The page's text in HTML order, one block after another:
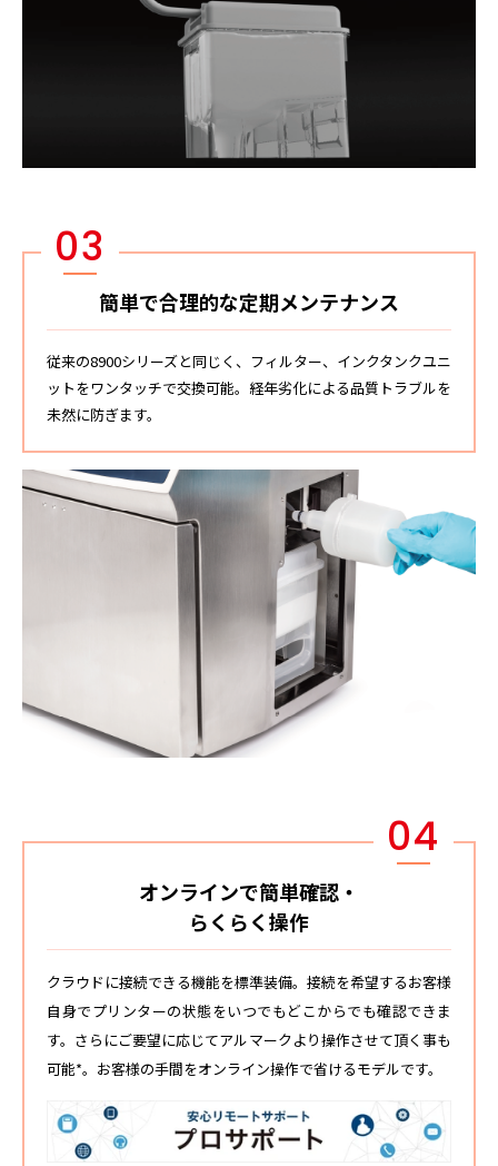
03
簡単で合理的な定期メンテナンス
従来の8900シリーズと同じく、フィルター、インクタンクユニ
ットをワンタッチで交換可能。経年劣化による品質トラブルを
未然に防ぎます。
04
オンラインで簡単確認・
らくらく操作
クラウドに接続できる機能を標準装備。接続を希望するお客様
自身でプリンターの状態をいつでもどこからでも確認できま
す。さらにご要望に応じてアルマークより操作させて頂く事も
可能*。お客様の手間をオンライン操作で省けるモデルです。